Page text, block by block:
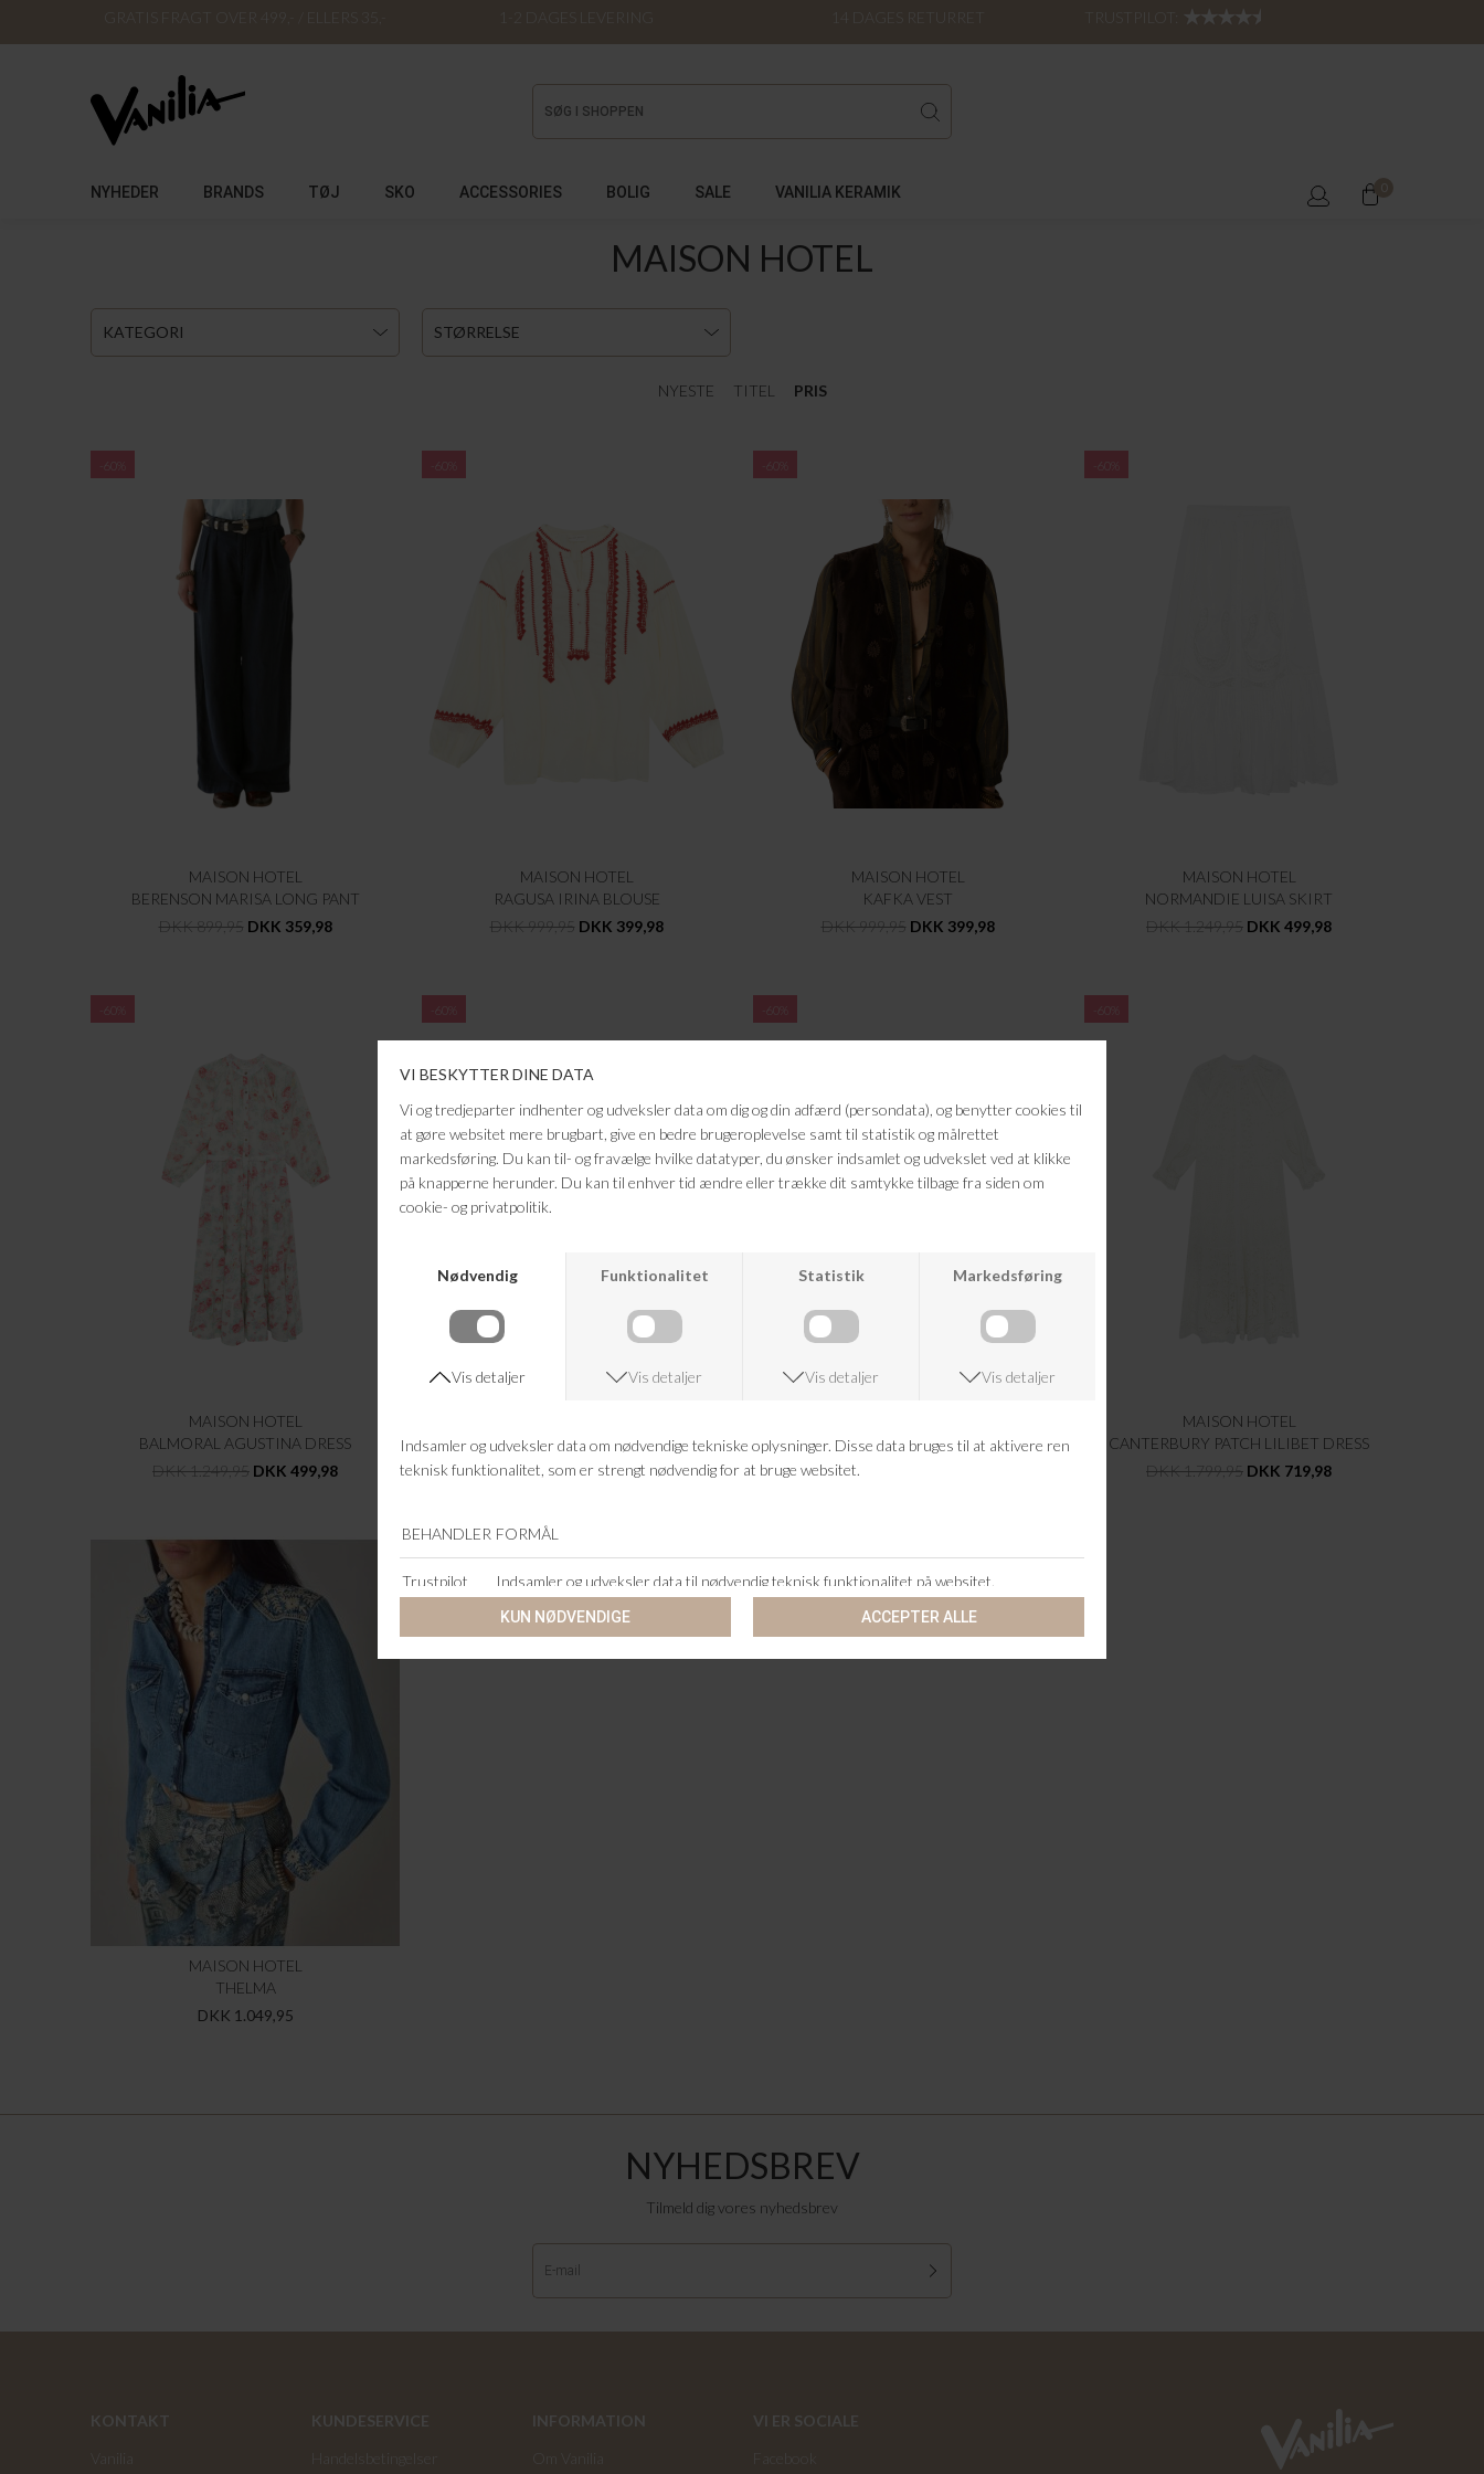
GRATIS FRAGT OVER 499,- / ELLERS 35,- 1-2 DAGES LEVERING 14 DAGES RETURRET
NYHEDER BRANDS TØJ SKO ACCESSORIES BOLIG SALE VANILIA KERAMIK 0
MAISON HOTEL
KATEGORI STØRRELSE
NYESTE TITEL PRIS
-60%
MAISON HOTEL
BERENSON MARISA LONG PANT
DKK 899,95 DKK 359,98
-60%
MAISON HOTEL
RAGUSA IRINA BLOUSE
DKK 999,95 DKK 399,98
-60%
MAISON HOTEL
KAFKA VEST
DKK 999,95 DKK 399,98
-60%
MAISON HOTEL
NORMANDIE LUISA SKIRT
DKK 1.249,95 DKK 499,98
-60%
MAISON HOTEL
BALMORAL AGUSTINA DRESS
DKK 1.249,95 DKK 499,98
-60%
MOSAIQUE AMALIA DRESS
DKK 1.249,95DKK 499,98
-60%
DORA BLAZER
DKK 1.399,95
-60%
MAISON HOTEL
CANTERBURY PATCH LILIBET DRESS
DKK 1.799,95 DKK 719,98
MAISON HOTEL
THELMA
DKK 1.049,95
NYHEDSBREV
Tilmeld dig vores nyhedsbrev
KONTAKT
KUNDESERVICE
INFORMATION
VI ER SOCIALE